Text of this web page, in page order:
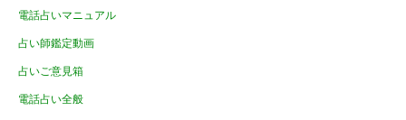
電話占いマニュアル
占い師鑑定動画
占いご意見箱
電話占い全般